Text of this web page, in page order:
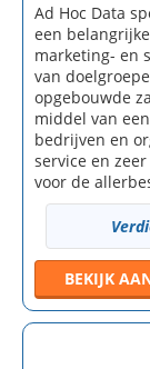
Ad Hoc Data
een
marketing- en
van
opgebouwde
middel van
bedrijven en
service en
voor de
BEKIJK